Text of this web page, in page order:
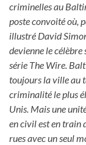
criminelles au
poste convoité où,
illustré David
devienne le
série The Wire.
toujours la ville au
criminalité le plus
Unis. Mais une
en civil est en train
rues avec un seul